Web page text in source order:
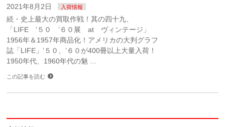
2021年8月2日 入荷情報
続・史上最大の買取作戦！其の四十九、
「LIFE ’５０ ’６０展 at ヴィンテージ」
1956年＆1957年商品化！アメリカの大判グラフ
誌「LIFE」’５０、’６０が400冊以上大量入荷！
1950年代、1960年代の魅 …
この記事を読む